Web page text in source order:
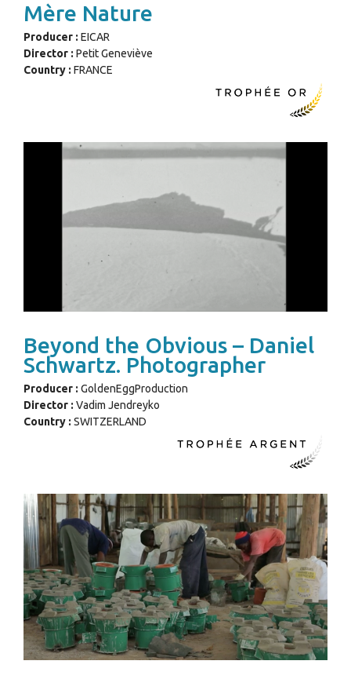
Mère Nature
Producer : EICAR
Director : Petit Geneviève
Country : FRANCE
Beyond the Obvious – Daniel
Schwartz. Photographer
Producer : GoldenEggProduction
Director : Vadim Jendreyko
Country : SWITZERLAND